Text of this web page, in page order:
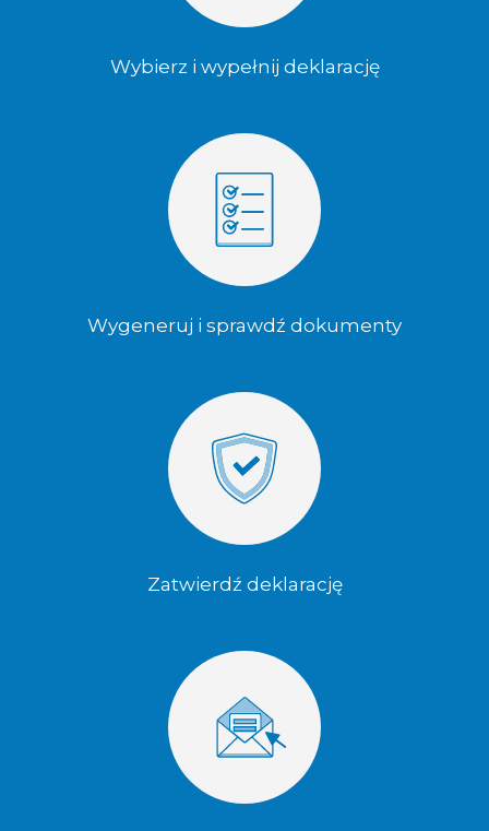
Wybierz i wypełnij deklarację
Wygeneruj i sprawdź dokumenty
Zatwierdź deklarację